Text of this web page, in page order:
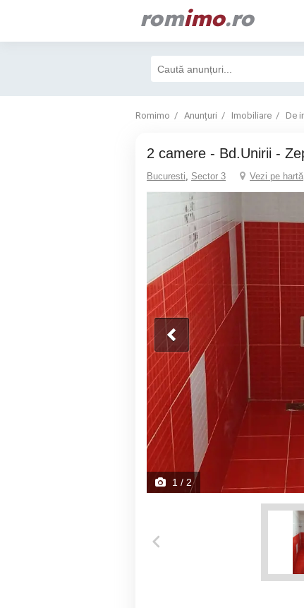
romimo.ro
Romimo Anunțuri Imobiliare De
2 camere - Bd.Unirii -
Bucuresti, Sector 3 Vezi pe hartă
1 / 2